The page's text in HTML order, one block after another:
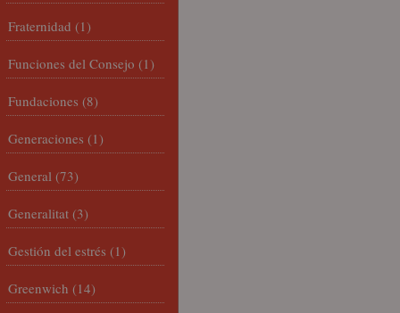
Fraternidad (1)
Funciones del Consejo (1)
Fundaciones (8)
Generaciones (1)
General (73)
Generalitat (3)
Gestión del estrés (1)
Greenwich (14)